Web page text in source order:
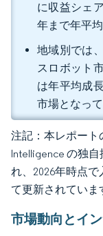
に収益シェ
年まで年平
地域別では
スロボット
は年平均成
市場となって
注記：本レポート
Intelligence の独
れ、2026年時点
て更新されていま
市場動向とイ